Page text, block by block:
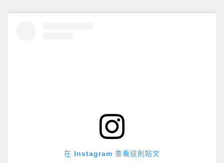
在 Instagram 查看這則貼文